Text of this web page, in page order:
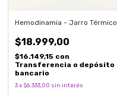
Hemodinamia - Jarro Térmico
$18.999,00
$16.149,15 con
Transferencia o depósito
bancario
3x $6.333,00 sin interés